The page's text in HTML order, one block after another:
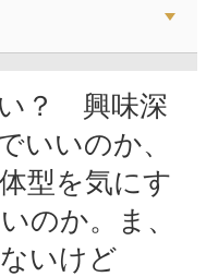
？ 興味深
いいのか、
型を気にす
のか。ま、
いけど